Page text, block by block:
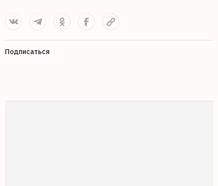
Подписаться